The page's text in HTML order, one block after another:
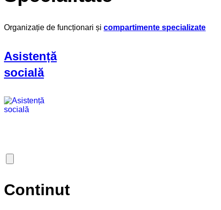
Organizație de funcționari și compartimente specializate
Asistență
socială
Continut